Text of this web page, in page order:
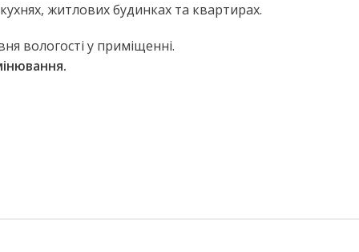
житлових будинках та квартирах.
вологості у приміщенні.